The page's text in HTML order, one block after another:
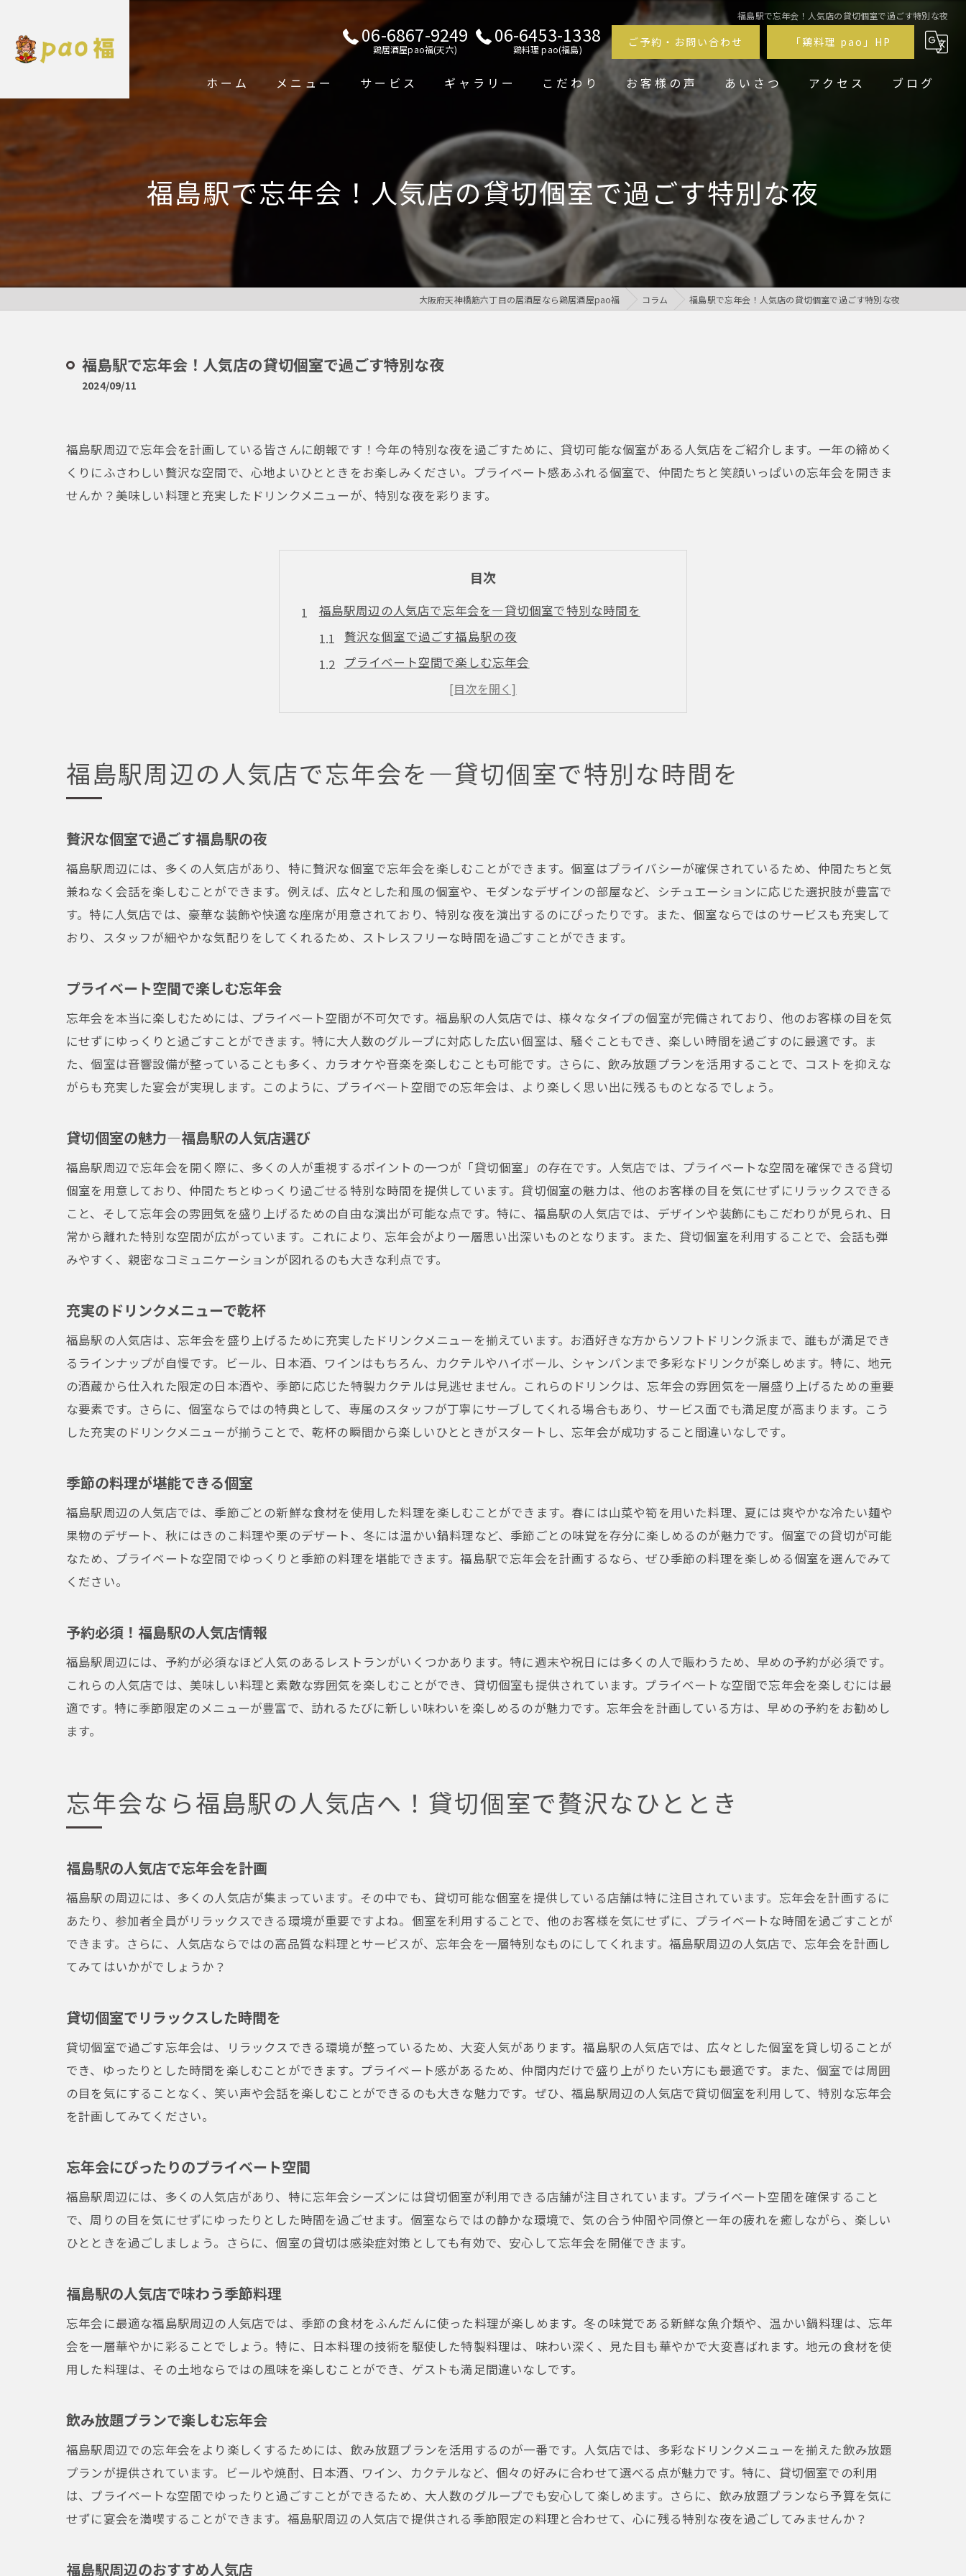
福島駅で忘年会！人気店の貸切個室で過ごす特別な夜
06-6867-9249
鶏居酒屋pao福(天六)
06-6453-1338
鶏料理 pao(福島)
ご予約・お問い合わせ 「鶏料理 pao」HP
ホーム メニュー サービス ギャラリー こだわり お客様の声 あいさつ アクセス ブログ
福島駅で忘年会！人気店の貸切個室で過ごす特別な夜
大阪府天神橋筋六丁目の居酒屋なら鶏居酒屋pao福 コラム 福島駅で忘年会！人気店の貸切個室で過ごす特別な夜
福島駅で忘年会！人気店の貸切個室で過ごす特別な夜
2024/09/11
福島駅周辺で忘年会を計画している皆さんに朗報です！今年の特別な夜を過ごすために、貸切可能な個室がある人気店をご紹介します。一年の締めく
くりにふさわしい贅沢な空間で、心地よいひとときをお楽しみください。プライベート感あふれる個室で、仲間たちと笑顔いっぱいの忘年会を開きま
せんか？美味しい料理と充実したドリンクメニューが、特別な夜を彩ります。
目次
福島駅周辺の人気店で忘年会を—貸切個室で特別な時間を
贅沢な個室で過ごす福島駅の夜
プライベート空間で楽しむ忘年会
貸切個室の魅力—福島駅の人気店選び
充実のドリンクメニューで乾杯
予約必須！福島駅の人気店情報
忘年会なら福島駅の人気店へ！貸切個室で贅沢なひととき
忘年会にぴったりのプライベート空間
福島駅の人気店で味わう季節料理
飲み放題プランで楽しむ忘年会
福島駅周辺のおすすめ人気店
忘年会に最適な貸切個室の探し方
福島駅の人気店で味わう美食の数々
福島駅周辺の貸切個室の魅力
忘年会に最適なプライベート空間の選び方
福島駅の人気店で楽しむ贅沢な料理
充実のドリンクメニューで忘年会を盛り上げる
忘年会は福島駅の人気店で決まり！貸切個室でリラックス
福島駅の貸切個室で忘年会を計画
リラックスしたプライベート空間で楽しむ方法
福島駅の人気店で堪能する季節の料理
忘年会を盛り上げる充実のドリンクメニュー
人気店の貸切個室で特別な夜を—福島駅で忘年会を楽しむ
福島駅周辺の貸切個室で過ごす特別な夜
忘年会に最適なプライベート空間の魅力
福島駅周辺の人気店情報と予約方法
福島駅の人気店で忘年会を計画—貸切個室で贅沢な時間を
ドリンクメニューも充実の貸切個室
福島駅の貸切個室で過ごす特別な忘年会
忘年会に最適なプライベート空間の魅力
福島駅の人気店で楽しむ季節の味覚
福島駅周辺の人気店で忘年会を—貸切個室で特別な時間を
贅沢な個室で過ごす福島駅の夜
福島駅周辺には、多くの人気店があり、特に贅沢な個室で忘年会を楽しむことができます。個室はプライバシーが確保されているため、仲間たちと気
兼ねなく会話を楽しむことができます。例えば、広々とした和風の個室や、モダンなデザインの部屋など、シチュエーションに応じた選択肢が豊富で
す。特に人気店では、豪華な装飾や快適な座席が用意されており、特別な夜を演出するのにぴったりです。また、個室ならではのサービスも充実して
おり、スタッフが細やかな気配りをしてくれるため、ストレスフリーな時間を過ごすことができます。
プライベート空間で楽しむ忘年会
忘年会を本当に楽しむためには、プライベート空間が不可欠です。福島駅の人気店では、様々なタイプの個室が完備されており、他のお客様の目を気
にせずにゆっくりと過ごすことができます。特に大人数のグループに対応した広い個室は、騒ぐこともでき、楽しい時間を過ごすのに最適です。ま
た、個室は音響設備が整っていることも多く、カラオケや音楽を楽しむことも可能です。さらに、飲み放題プランを活用することで、コストを抑えな
がらも充実した宴会が実現します。このように、プライベート空間での忘年会は、より楽しく思い出に残るものとなるでしょう。
貸切個室の魅力—福島駅の人気店選び
福島駅周辺で忘年会を開く際に、多くの人が重視するポイントの一つが「貸切個室」の存在です。人気店では、プライベートな空間を確保できる貸切
個室を用意しており、仲間たちとゆっくり過ごせる特別な時間を提供しています。貸切個室の魅力は、他のお客様の目を気にせずにリラックスできる
こと、そして忘年会の雰囲気を盛り上げるための自由な演出が可能な点です。特に、福島駅の人気店では、デザインや装飾にもこだわりが見られ、日
常から離れた特別な空間が広がっています。これにより、忘年会がより一層思い出深いものとなります。また、貸切個室を利用することで、会話も弾
みやすく、親密なコミュニケーションが図れるのも大きな利点です。
充実のドリンクメニューで乾杯
福島駅の人気店は、忘年会を盛り上げるために充実したドリンクメニューを揃えています。お酒好きな方からソフトドリンク派まで、誰もが満足でき
るラインナップが自慢です。ビール、日本酒、ワインはもちろん、カクテルやハイボール、シャンパンまで多彩なドリンクが楽しめます。特に、地元
の酒蔵から仕入れた限定の日本酒や、季節に応じた特製カクテルは見逃せません。これらのドリンクは、忘年会の雰囲気を一層盛り上げるための重要
な要素です。さらに、個室ならではの特典として、専属のスタッフが丁寧にサーブしてくれる場合もあり、サービス面でも満足度が高まります。こう
した充実のドリンクメニューが揃うことで、乾杯の瞬間から楽しいひとときがスタートし、忘年会が成功すること間違いなしです。
季節の料理が堪能できる個室
福島駅周辺の人気店では、季節ごとの新鮮な食材を使用した料理を楽しむことができます。春には山菜や筍を用いた料理、夏には爽やかな冷たい麺や
果物のデザート、秋にはきのこ料理や栗のデザート、冬には温かい鍋料理など、季節ごとの味覚を存分に楽しめるのが魅力です。個室での貸切が可能
なため、プライベートな空間でゆっくりと季節の料理を堪能できます。福島駅で忘年会を計画するなら、ぜひ季節の料理を楽しめる個室を選んでみて
ください。
予約必須！福島駅の人気店情報
福島駅周辺には、予約が必須なほど人気のあるレストランがいくつかあります。特に週末や祝日には多くの人で賑わうため、早めの予約が必須です。
これらの人気店では、美味しい料理と素敵な雰囲気を楽しむことができ、貸切個室も提供されています。プライベートな空間で忘年会を楽しむには最
適です。特に季節限定のメニューが豊富で、訪れるたびに新しい味わいを楽しめるのが魅力です。忘年会を計画している方は、早めの予約をお勧めし
ます。
忘年会なら福島駅の人気店へ！貸切個室で贅沢なひととき
福島駅の人気店で忘年会を計画
福島駅の周辺には、多くの人気店が集まっています。その中でも、貸切可能な個室を提供している店舗は特に注目されています。忘年会を計画するに
あたり、参加者全員がリラックスできる環境が重要ですよね。個室を利用することで、他のお客様を気にせずに、プライベートな時間を過ごすことが
できます。さらに、人気店ならではの高品質な料理とサービスが、忘年会を一層特別なものにしてくれます。福島駅周辺の人気店で、忘年会を計画し
てみてはいかがでしょうか？
貸切個室でリラックスした時間を
貸切個室で過ごす忘年会は、リラックスできる環境が整っているため、大変人気があります。福島駅の人気店では、広々とした個室を貸し切ることが
でき、ゆったりとした時間を楽しむことができます。プライベート感があるため、仲間内だけで盛り上がりたい方にも最適です。また、個室では周囲
の目を気にすることなく、笑い声や会話を楽しむことができるのも大きな魅力です。ぜひ、福島駅周辺の人気店で貸切個室を利用して、特別な忘年会
を計画してみてください。
忘年会にぴったりのプライベート空間
福島駅周辺には、多くの人気店があり、特に忘年会シーズンには貸切個室が利用できる店舗が注目されています。プライベート空間を確保すること
で、周りの目を気にせずにゆったりとした時間を過ごせます。個室ならではの静かな環境で、気の合う仲間や同僚と一年の疲れを癒しながら、楽しい
ひとときを過ごしましょう。さらに、個室の貸切は感染症対策としても有効で、安心して忘年会を開催できます。
福島駅の人気店で味わう季節料理
忘年会に最適な福島駅周辺の人気店では、季節の食材をふんだんに使った料理が楽しめます。冬の味覚である新鮮な魚介類や、温かい鍋料理は、忘年
会を一層華やかに彩ることでしょう。特に、日本料理の技術を駆使した特製料理は、味わい深く、見た目も華やかで大変喜ばれます。地元の食材を使
用した料理は、その土地ならではの風味を楽しむことができ、ゲストも満足間違いなしです。
飲み放題プランで楽しむ忘年会
福島駅周辺での忘年会をより楽しくするためには、飲み放題プランを活用するのが一番です。人気店では、多彩なドリンクメニューを揃えた飲み放題
プランが提供されています。ビールや焼酎、日本酒、ワイン、カクテルなど、個々の好みに合わせて選べる点が魅力です。特に、貸切個室での利用
は、プライベートな空間でゆったりと過ごすことができるため、大人数のグループでも安心して楽しめます。さらに、飲み放題プランなら予算を気に
せずに宴会を満喫することができます。福島駅周辺の人気店で提供される季節限定の料理と合わせて、心に残る特別な夜を過ごしてみませんか？
福島駅周辺のおすすめ人気店